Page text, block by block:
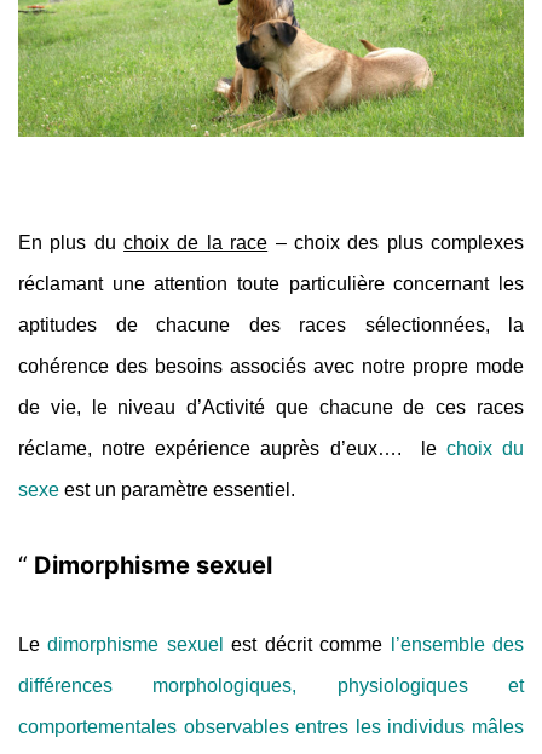
En plus duchoix de la race – choix des plus complexes
réclamant une attention toute particulière concernant les
aptitudes de chacune des races sélectionnées, la
cohérence des besoins associés avec notre propre mode
de vie, le niveau d’Activité que chacune de ces races
réclame, notre expérience auprès d’eux…. le choix du
sexe est un paramètre essentiel.
Dimorphisme sexuel
Ledimorphisme sexuel est décrit comme
l’ensemble des
différences morphologiques, physiologiques et
comportementales observables entres les individus mâles